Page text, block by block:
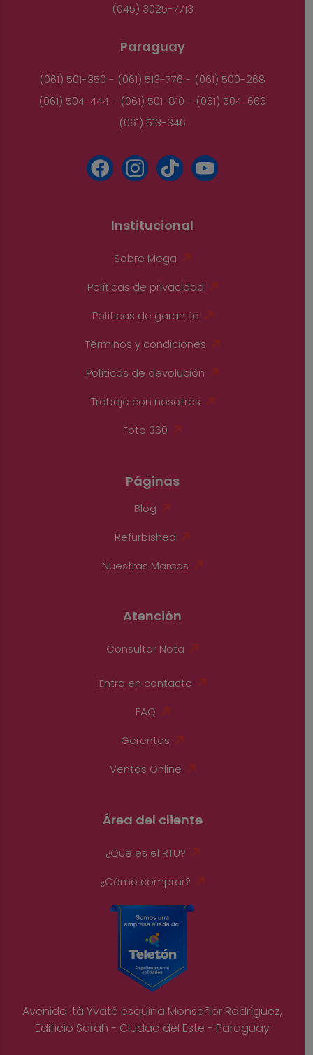
(045) 3025-7713
Paraguay
(061) 501-350 - (061) 513-776 - (061) 500-268
(061) 504-444 - (061) 501-810 - (061) 504-666
(061) 513-346
Institucional
Sobre Mega
Políticas de privacidad
Políticas de garantía
Términos y condiciones
Políticas de devolución
Trabaje con nosotros
Foto 360
Páginas
Blog
Refurbished
Nuestras Marcas
Atención
Consultar Nota
Entra en contacto
FAQ
Gerentes
Ventas Online
Área del cliente
¿Qué es el RTU?
¿Cómo comprar?
Avenida Itá Yvaté esquina Monseñor Rodríguez,
Edificio Sarah - Ciudad del Este - Paraguay